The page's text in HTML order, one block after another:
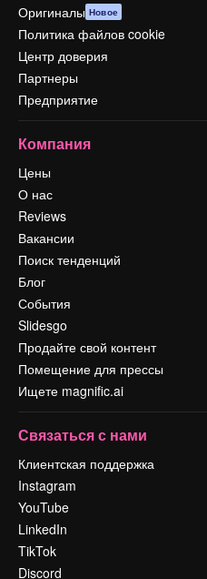
Оригиналы Новое
Политика файлов cookie
Центр доверия
Партнеры
Предприятие
Компания
Цены
О нас
Reviews
Вакансии
Поиск тенденций
Блог
События
Slidesgo
Продайте свой контент
Помещение для прессы
Ищете magnific.ai
Связаться с нами
Клиентская поддержка
Instagram
YouTube
LinkedIn
TikTok
Discord